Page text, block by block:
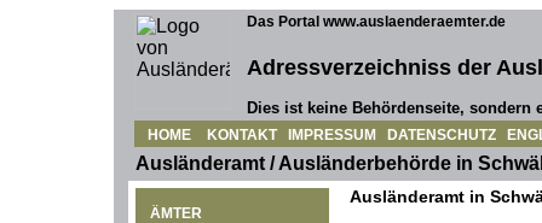
Das Portal www.auslaenderaemter.de
Adressverzeichniss der
Dies ist keine Behördenseite, sondern
HOME KONTAKT IMPRESSUM DATENSCHUTZ
Ausländeramt / Ausländerbehörde in
ÄMTER
Ausländeramt in